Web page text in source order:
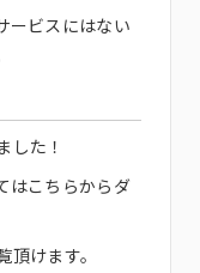
ビスにはない
した！
はこちらからダ
頂けます。